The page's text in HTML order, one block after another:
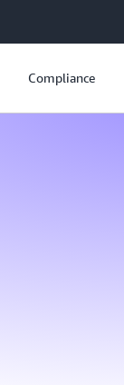
Compliance